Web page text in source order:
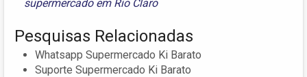
supermercado em Rio Claro
Pesquisas Relacionadas
Whatsapp Supermercado Ki Barato
Suporte Supermercado Ki Barato